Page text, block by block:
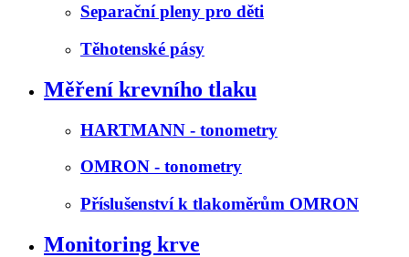
Separační pleny pro děti
Těhotenské pásy
Měření krevního tlaku
HARTMANN - tonometry
OMRON - tonometry
Příslušenství k tlakoměrům OMRON
Monitoring krve